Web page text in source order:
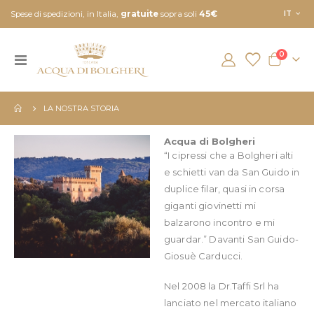
Spese di spedizioni, in Italia, gratuite sopra soli 45€ Lingua
IT
Toggle
Nav
Cart
0
LA NOSTRA STORIA
Acqua di Bolgheri
“I cipressi che a Bolgheri alti
e schietti van da San Guido in
duplice filar, quasi in corsa
giganti giovinetti mi
balzarono incontro e mi
guardar.” Davanti San Guido-
Giosuè Carducci.
Nel 2008 la Dr.Taffi Srl ha
lanciato nel mercato italiano